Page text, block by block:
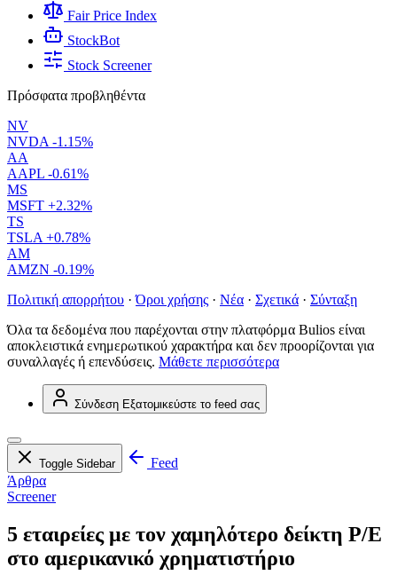
Fair Price Index
StockBot
Stock Screener
Πρόσφατα προβληθέντα
NV
NVDA -1.15%
AA
AAPL -0.61%
MS
MSFT +2.32%
TS
TSLA +0.78%
AM
AMZN -0.19%
Πολιτική απορρήτου · Όροι χρήσης · Νέα · Σχετικά · Σύνταξη
Όλα τα δεδομένα που παρέχονται στην πλατφόρμα Bulios είναι
αποκλειστικά ενημερωτικού χαρακτήρα και δεν προορίζονται για
συναλλαγές ή επενδύσεις. Μάθετε περισσότερα
Σύνδεση Εξατομικεύστε το feed σας
Toggle Sidebar
Feed
Άρθρα
Screener
5 εταιρείες με τον χαμηλότερο δείκτη P/E
στο αμερικανικό χρηματιστήριο